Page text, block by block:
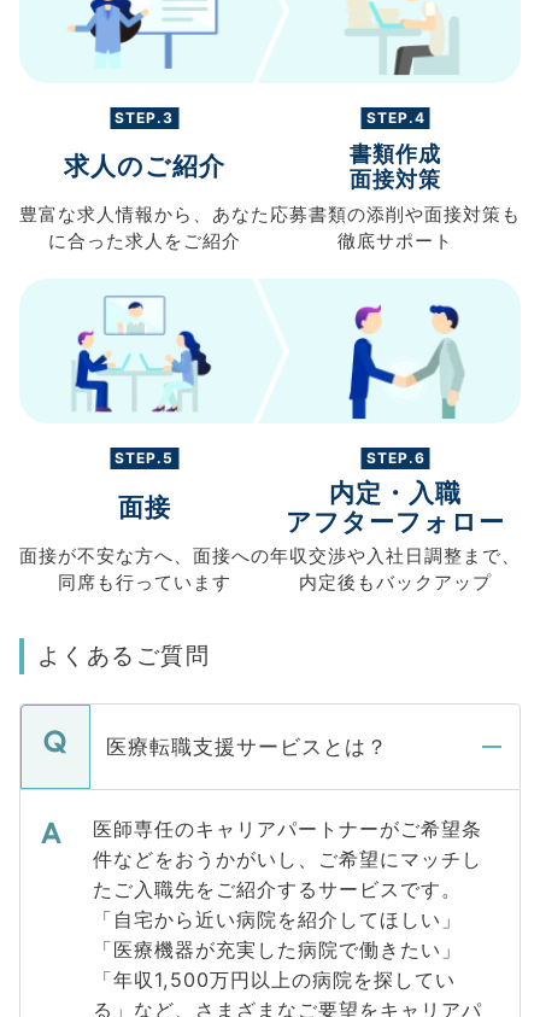
STEP.3
求人のご紹介
豊富な求人情報から、 あなた
に合った求人を ご紹介
STEP.4
書類作成
面接対策
応募書類の添削や面接対策も
徹底サポート
STEP.5
面接
面接が不安な方へ、 面接への
同席も行っています
STEP.6
内定・入職
アフターフォロー
年収交渉や入社日調整まで、
内定後もバックアップ
よくあるご質問
医療転職支援サービスとは？
医師専任のキャリアパートナーがご希望条
件などをおうかがいし、ご希望にマッチし
たご入職先をご紹介するサービスです。
「自宅から近い病院を紹介してほしい」
「医療機器が充実した病院で働きたい」
「年収1,500万円以上の病院を探してい
る」など、さまざまなご要望をキャリアパ